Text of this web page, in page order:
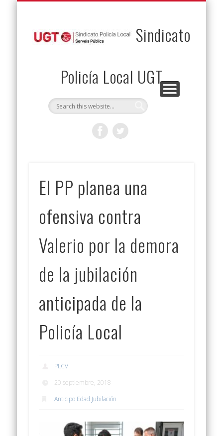
Sindicato
Policía Local UGT
El PP planea una
ofensiva contra
Valerio por la demora
de la jubilación
anticipada de la
Policía Local
PLCV
20 septiembre, 2018
Anticipo Edad Jubilación